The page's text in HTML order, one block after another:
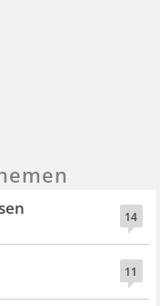
14
11